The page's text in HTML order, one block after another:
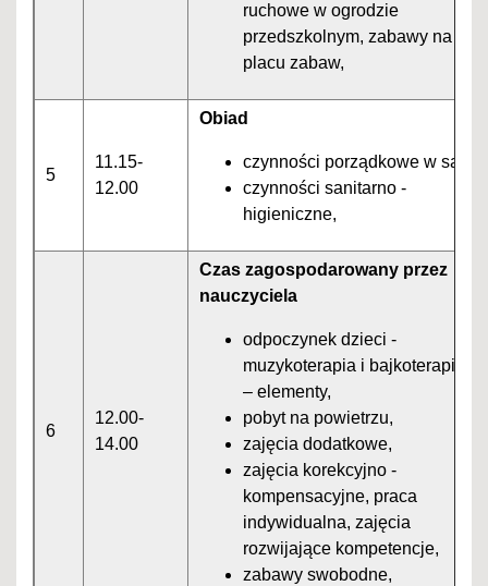
ruchowe w ogrodzie
przedszkolnym, zabawy na
placu zabaw,
5
11.15-
12.00
Obiad
czynności porządkowe w sali,
czynności sanitarno -
higieniczne,
6
12.00-
14.00
Czas zagospodarowany przez
nauczyciela
odpoczynek dzieci -
muzykoterapia i bajkoterapia
– elementy,
pobyt na powietrzu,
zajęcia dodatkowe,
zajęcia korekcyjno -
kompensacyjne, praca
indywidualna, zajęcia
rozwijające kompetencje,
zabawy swobodne,